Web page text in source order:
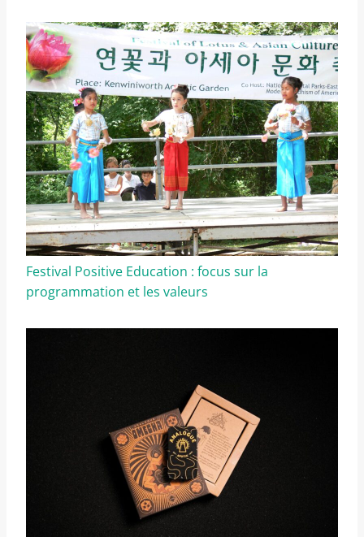
Festival Positive Education : focus sur la
programmation et les valeurs